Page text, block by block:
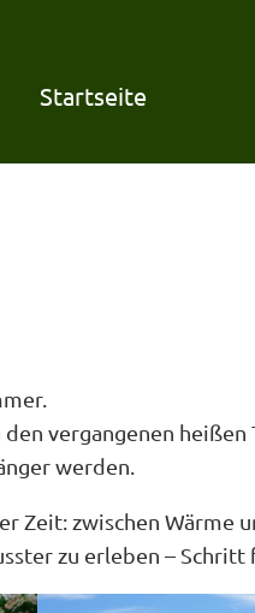
Startseite
vergangenen
werden.
Zeit: zwischen
zu erleben –